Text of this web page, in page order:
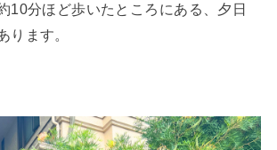
10分ほど歩いたところにある、夕日
ります。